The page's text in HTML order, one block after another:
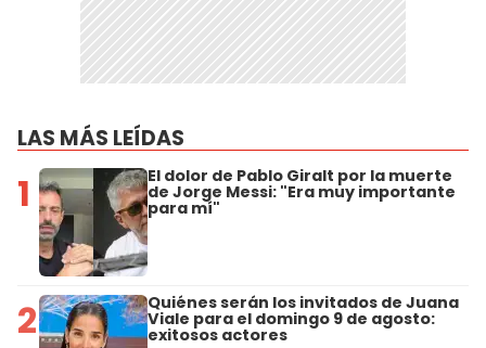
LAS MÁS LEÍDAS
1 El dolor de Pablo Giralt por la muerte
de Jorge Messi: "Era muy importante
para mí"
2 Quiénes serán los invitados de Juana
Viale para el domingo 9 de agosto:
exitosos actores